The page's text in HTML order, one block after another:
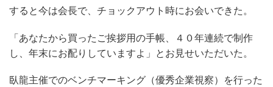
すると今は会長で、チョックアウト時にお会いできた。
「あなたから買ったご挨拶用の手帳、４０年連続で制作
し、年末にお配りしていますよ」とお見せいただいた。
臥龍主催でのベンチマーキング（優秀企業視察）を行った